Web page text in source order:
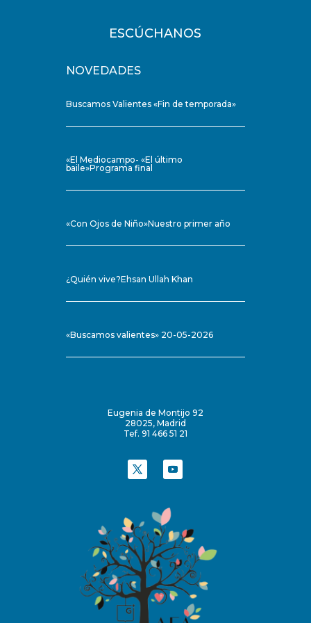
ESCÚCHANOS
NOVEDADES
Buscamos Valientes «Fin de temporada»
«El Mediocampo- «El último
baile»Programa final
«Con Ojos de Niño»Nuestro primer año
¿Quién vive?Ehsan Ullah Khan
«Buscamos valientes» 20-05-2026
Eugenia de Montijo 92
28025, Madrid
Tef. 91 466 51 21